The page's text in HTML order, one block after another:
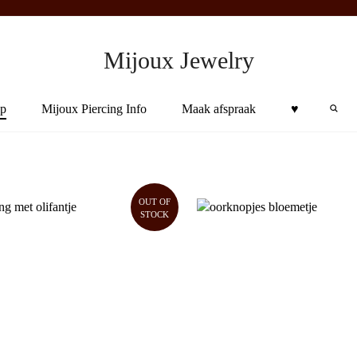
Mijoux Jewelry
Mijoux Piercing Info Maak afspraak ♥︎
OUT OF
STOCK